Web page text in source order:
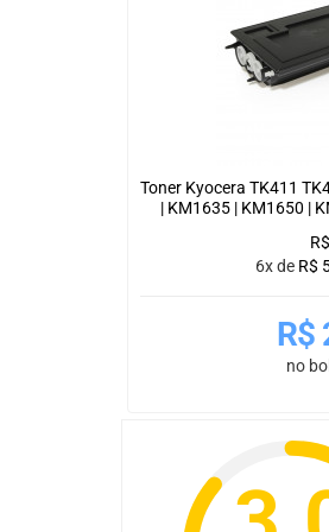
Toner Kyocera TK411
| KM1635 | KM1650 |
R$
6x de R$
R$
no